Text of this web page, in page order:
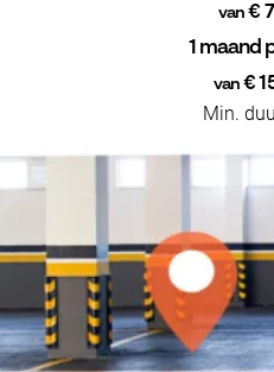
van €
1 maand
van €
Min.